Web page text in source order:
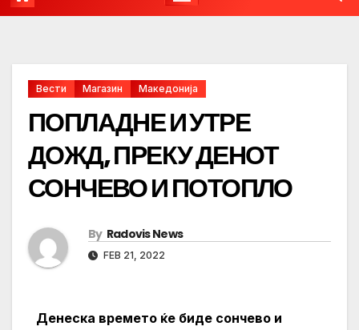
Вести Магазин Македонија
ПОПЛАДНЕ И УТРЕ
ДОЖД, ПРЕКУ ДЕНОТ
СОНЧЕВО И ПОТОПЛО
By Radovis News
FEB 21, 2022
Денеска времето ќе биде сончево и